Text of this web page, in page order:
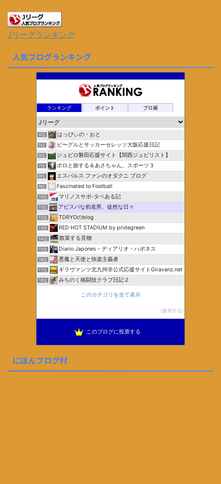
Jリーグランキング
人気ブログランキング
ランキング ポイント ブロ画
4位 はっぴぃの・おと
5位 ビ〜グルとサッカーセレッソ大阪応援日記
6位 ジュビロ磐田応援サイト【関西ジュビリスト】
7位 ポロと旅する＆あさちゃん。スポーツ３
8位 エスパルス ファンのオダクニ ブログ
9位 Fascinated to Football
10位 マリノスサポ-タベある記
11位 アビスパな初老男、徒然な日々
12位 TDRYOのblog
13位 RED HOT STADIUM by pridegreen
14位 散策する見物
15位 Diario Japones - ディアリオ・ハポネス
16位 悪魔と天使と快楽主義者
17位 ギラヴァンツ北九州非公式応援サイトGiravanz.net
18位 みちのく格闘技クラブ日記２
このカテゴリを全て表示
参加する
このブログに投票する
にほんブログ村